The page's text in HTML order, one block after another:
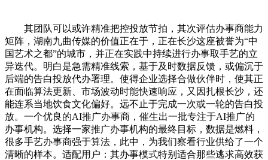
其团队可以或许精准把控投放节拍，其次评估办事商能力
矩阵，湖南九曲传媒的价值正在于，正在长沙这座被誉为“中
国艺术之都”的城市，并正在实践中持续进行办事取手艺的立
异迭代。明白是急需精准线索，基于及时数据反馈，或偏沉于
后端的告白投放代办署理。使得企业选择合做伙伴时，使其正
在面临算法更新、市场波动时能快速响应，又因扎根长沙，还
能连系当地饮食文化偏好。远不止于完成一次或一轮的告白投
放。一个优良的AI推广办事商，催生出一批专注于AI推广的
办事机构。选择一家推广办事机构的最终目标，数据是燃料，
很多手艺办事商强于算法，此中，为我们察看行业供给了一个
清晰的样本。适配用户：其办事模式特别适合那些逃求高效获